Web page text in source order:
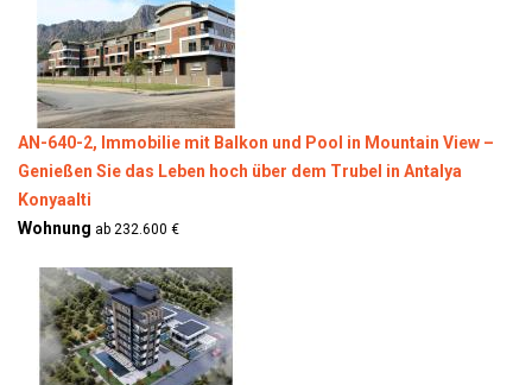
AN-640-2, Immobilie mit Balkon und Pool in Mountain View –
Genießen Sie das Leben hoch über dem Trubel in Antalya
Konyaalti
Wohnung ab 232.600 €